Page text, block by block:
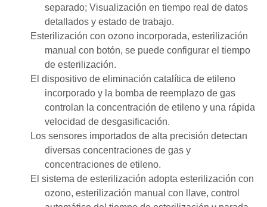
separado; Visualización en tiempo real de datos
detallados y estado de trabajo.
Esterilización con ozono incorporada, esterilización
manual con botón, se puede configurar el tiempo
de esterilización.
El dispositivo de eliminación catalítica de etileno
incorporado y la bomba de reemplazo de gas
controlan la concentración de etileno y una rápida
velocidad de desgasificación.
Los sensores importados de alta precisión detectan
diversas concentraciones de gas y
concentraciones de etileno.
El sistema de esterilización adopta esterilización con
ozono, esterilización manual con llave, control